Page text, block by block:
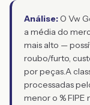
Análise: O Vw
a média do
mais alto —
roubo/furto,
por peças.A
processadas
menor o %